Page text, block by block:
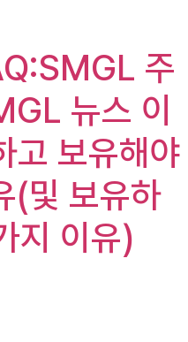
주
뉴스 이
고 보유해야
(및 보유하
지 이유)